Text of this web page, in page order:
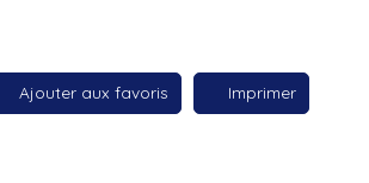
Ajouter aux favoris Imprimer